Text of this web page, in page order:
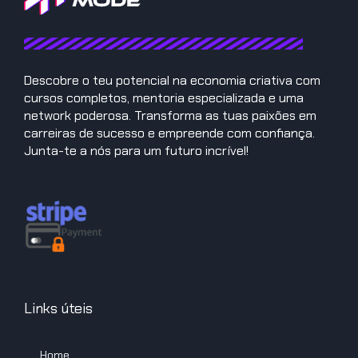
Descobre o teu potencial na economia criativa com
cursos completos, mentoria especializada e uma
network poderosa. Transforma as tuas paixões em
carreiras de sucesso e empreende com confiança.
Junta-te a nós para um futuro incrível!
Links úteis
Home